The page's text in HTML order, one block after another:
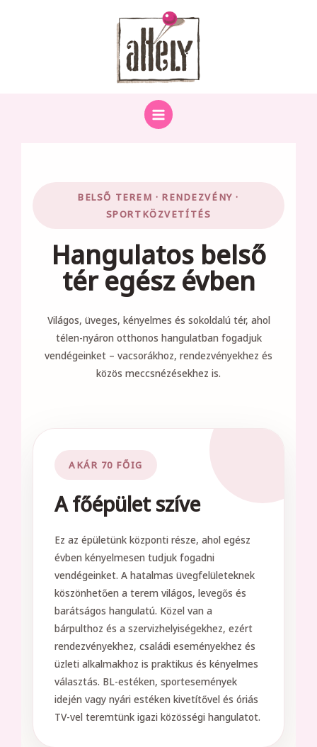
BELSŐ TEREM · RENDEZVÉNY ·
SPORTKÖZVETÍTÉS
Hangulatos belső
tér egész évben
Világos, üveges, kényelmes és sokoldalú tér, ahol
télen-nyáron otthonos hangulatban fogadjuk
vendégeinket – vacsorákhoz, rendezvényekhez és
közös meccsnézésekhez is.
AKÁR 70 FŐIG
A főépület szíve
Ez az épületünk központi része, ahol egész
évben kényelmesen tudjuk fogadni
vendégeinket. A hatalmas üvegfelületeknek
köszönhetően a terem világos, levegős és
barátságos hangulatú. Közel van a
bárpulthoz és a szervizhelyiségekhez, ezért
rendezvényekhez, családi eseményekhez és
üzleti alkalmakhoz is praktikus és kényelmes
választás. BL-estéken, sportesemények
idején vagy nyári estéken kivetítővel és óriás
TV-vel teremtünk igazi közösségi hangulatot.